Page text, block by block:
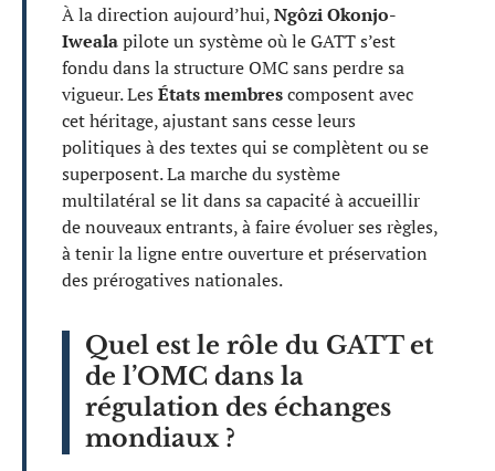
À la direction aujourd’hui,Ngôzi Okonjo-
Iwealapilote un système où le GATT s’est
fondu dans la structure OMC sans perdre sa
vigueur. Les États membrescomposent avec
cet héritage, ajustant sans cesse leurs
politiques à des textes qui se complètent ou se
superposent. La marche du système
multilatéral se lit dans sa capacité à accueillir
de nouveaux entrants, à faire évoluer ses règles,
à tenir la ligne entre ouverture et préservation
des prérogatives nationales.
Quel est le rôle du GATT et
de l’OMC dans la
régulation des échanges
mondiaux ?